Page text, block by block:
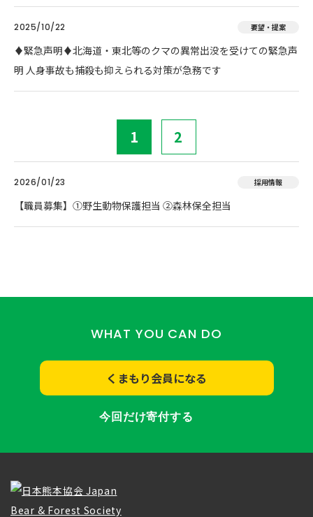
2025/10/22 要望・提案
♦️緊急声明♦️北海道・東北等のクマの異常出没を受けての緊急声
明 人身事故も捕殺も抑えられる対策が急務です
1 2
2026/01/23 採用情報
【職員募集】①野生動物保護担当 ②森林保全担当
WHAT YOU CAN DO
くまもり会員になる
今回だけ寄付する